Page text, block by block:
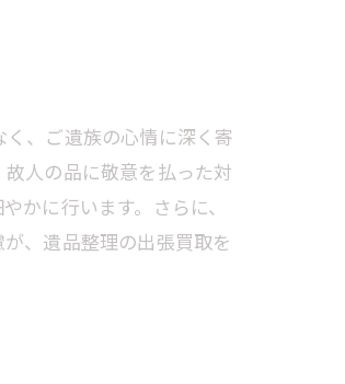
、ご遺族の心情に深く寄
人の品に敬意を払った対
かに行います。さらに、
、遺品整理の出張買取を